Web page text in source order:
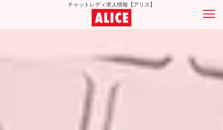
チャットレディ求人情報【アリス】